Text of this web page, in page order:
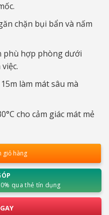
chặn bụi bẩn và nấm
phù hợp phòng dưới
làm mát sâu mà
cho cảm giác mát mẻ
giỏ hàng
qua thẻ tín dụng